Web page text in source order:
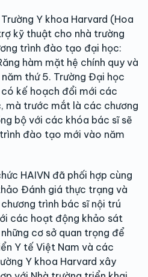
Y khoa Harvard (Hoa
kỹ thuật cho nhà trường
trình đào tạo đại học:
hàm mặt hệ chính quy và
thứ 5. Trường Đại học
kế hoạch đổi mới các
mà trước mắt là các chương
bộ với các khóa bác sĩ sẽ
đào tạo mới vào năm
HAIVN đã phối hợp cùng
Đánh giá thực trạng và
trình bác sĩ nội trú
các hoạt động khảo sát
cơ sở quan trọng để
Y tế Việt Nam và các
Y khoa Harvard xây